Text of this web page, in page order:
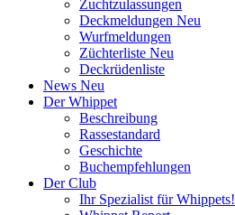
Zuchtzulassungen
Deckmeldungen Neu
Wurfmeldungen
Züchterliste Neu
Deckrüdenliste
News Neu
Der Whippet
Beschreibung
Rassestandard
Geschichte
Buchempfehlungen
Der Club
Ihr Spezialist für Whippets!